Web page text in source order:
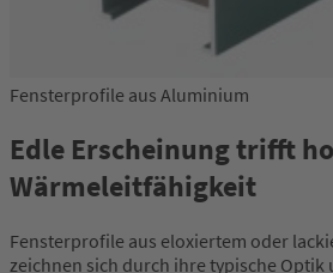
Fensterprofile aus Aluminium
Edle Erscheinung trifft
Wärmeleitfähigkeit
Fensterprofile aus eloxiertem oder
zeichnen sich durch ihre typische